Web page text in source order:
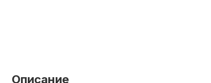
Описание